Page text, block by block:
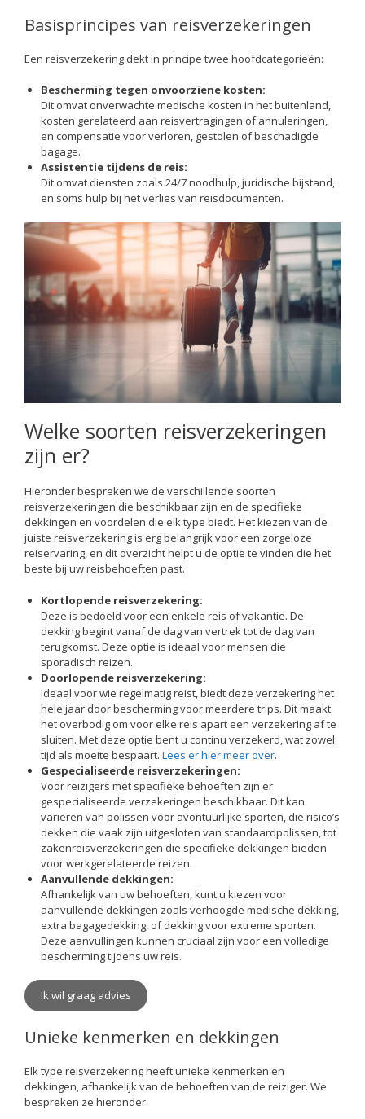
Basisprincipes van reisverzekeringen
Een reisverzekering dekt in principe twee hoofdcategorieën:
Bescherming tegen onvoorziene kosten:
Dit omvat onverwachte medische kosten in het buitenland,
kosten gerelateerd aan reisvertragingen of annuleringen,
en compensatie voor verloren, gestolen of beschadigde
bagage.
Assistentie tijdens de reis:
Dit omvat diensten zoals 24/7 noodhulp, juridische bijstand,
en soms hulp bij het verlies van reisdocumenten.
Welke soorten reisverzekeringen
zijn er?
Hieronder bespreken we de verschillende soorten
reisverzekeringen die beschikbaar zijn en de specifieke
dekkingen en voordelen die elk type biedt. Het kiezen van de
juiste reisverzekering is erg belangrijk voor een zorgeloze
reiservaring, en dit overzicht helpt u de optie te vinden die het
beste bij uw reisbehoeften past.
Kortlopende reisverzekering:
Deze is bedoeld voor een enkele reis of vakantie. De
dekking begint vanaf de dag van vertrek tot de dag van
terugkomst. Deze optie is ideaal voor mensen die
sporadisch reizen.
Doorlopende reisverzekering:
Ideaal voor wie regelmatig reist, biedt deze verzekering het
hele jaar door bescherming voor meerdere trips. Dit maakt
het overbodig om voor elke reis apart een verzekering af te
sluiten. Met deze optie bent u continu verzekerd, wat zowel
tijd als moeite bespaart. Lees er hier meer over.
Gespecialiseerde reisverzekeringen:
Voor reizigers met specifieke behoeften zijn er
gespecialiseerde verzekeringen beschikbaar. Dit kan
variëren van polissen voor avontuurlijke sporten, die risico’s
dekken die vaak zijn uitgesloten van standaardpolissen, tot
zakenreisverzekeringen die specifieke dekkingen bieden
voor werkgerelateerde reizen.
Aanvullende dekkingen:
Afhankelijk van uw behoeften, kunt u kiezen voor
aanvullende dekkingen zoals verhoogde medische dekking,
extra bagagedekking, of dekking voor extreme sporten.
Deze aanvullingen kunnen cruciaal zijn voor een volledige
bescherming tijdens uw reis.
Ik wil graag advies
Unieke kenmerken en dekkingen
Elk type reisverzekering heeft unieke kenmerken en
dekkingen, afhankelijk van de behoeften van de reiziger. We
bespreken ze hieronder.